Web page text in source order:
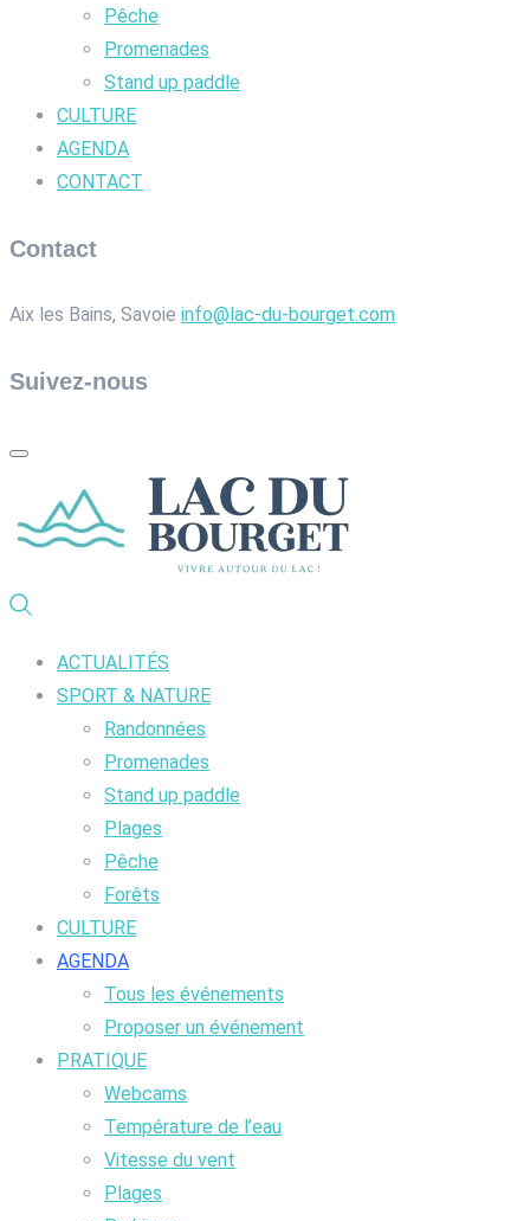
Pêche
Promenades
Stand up paddle
CULTURE
AGENDA
CONTACT
Contact
Aix les Bains, Savoie info@lac-du-bourget.com
Suivez-nous
ACTUALITÉS
SPORT & NATURE
Randonnées
Promenades
Stand up paddle
Plages
Pêche
Forêts
CULTURE
AGENDA
Tous les événements
Proposer un événement
PRATIQUE
Webcams
Température de l’eau
Vitesse du vent
Plages